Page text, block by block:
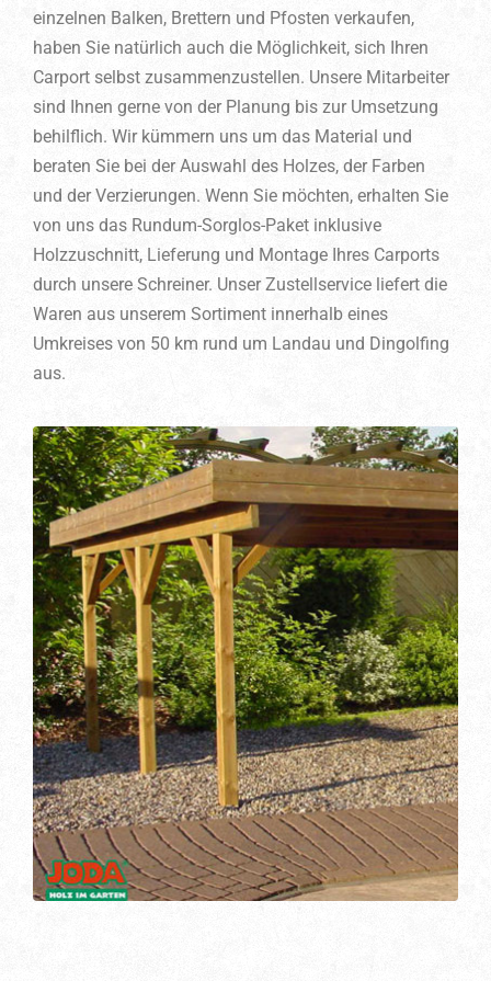
einzelnen Balken, Brettern und Pfosten verkaufen,
haben Sie natürlich auch die Möglichkeit, sich Ihren
Carport selbst zusammenzustellen. Unsere Mitarbeiter
sind Ihnen gerne von der Planung bis zur Umsetzung
behilflich. Wir kümmern uns um das Material und
beraten Sie bei der Auswahl des Holzes, der Farben
und der Verzierungen. Wenn Sie möchten, erhalten Sie
von uns das Rundum-Sorglos-Paket inklusive
Holzzuschnitt, Lieferung und Montage Ihres Carports
durch unsere Schreiner. Unser Zustellservice liefert die
Waren aus unserem Sortiment innerhalb eines
Umkreises von 50 km rund um Landau und Dingolfing
aus.